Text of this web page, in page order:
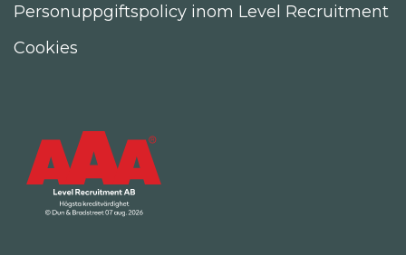
Personuppgiftspolicy inom Level Recruitment
Cookies